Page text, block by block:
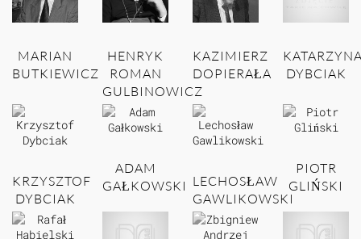
MARIAN
BUTKIEWICZ
HENRYK
ROMAN
GULBINOWICZ
KAZIMIERZ
DOPIERAŁA
DYBCIAK
KRZYSZTOF
DYBCIAK
ADAM
GAŁKOWSKI LECHOSŁAW
GAWLIKOWSKI
PIOTR
GLIŃSKI